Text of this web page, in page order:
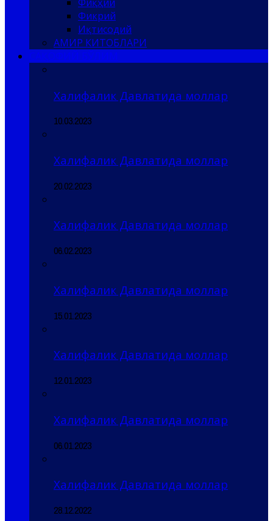
Фикрий
Иқтисодий
АМИР КИТОБЛАРИ
Халифалик Давлатида моллар
10.03.2023
Халифалик Давлатида моллар
20.02.2023
Халифалик Давлатида моллар
06.02.2023
Халифалик Давлатида моллар
15.01.2023
Халифалик Давлатида моллар
12.01.2023
Халифалик Давлатида моллар
06.01.2023
Халифалик Давлатида моллар
28.12.2022